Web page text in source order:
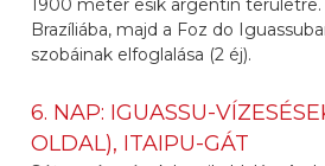
1900 méter esik argentin
Brazíliába, majd a Foz do
szobáinak elfoglalása (2 éj).
6. NAP: IGUASSU-
OLDAL), ITAIPU-GÁT